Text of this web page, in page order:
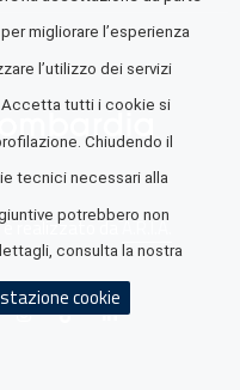
è realizzato daA.R.I.A.
migliorare l’esperienza
l’utilizzo dei servizi
Accetta tutti i cookie si
Chiudendo il
tecnici necessari alla
potrebbero non
consulta la nostra
cookie